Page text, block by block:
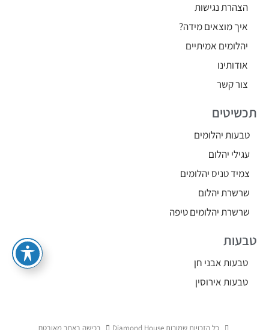
הצהרת נגישות
איך מוצאים מידה?
יהלומים אמיתיים
אודותינו
צור קשר
תכשיטים
טבעות יהלומים
עגילי יהלום
צמיד טניס יהלומים
שרשרת יהלום
שרשרת יהלומים טיפה
טבעות
טבעות אבני חן
טבעות אירוסין